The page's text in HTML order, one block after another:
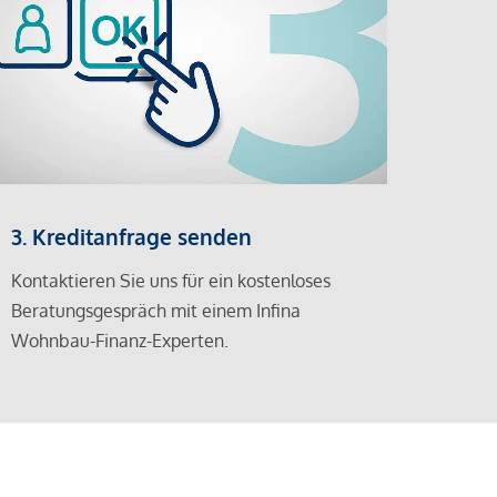
3. Kreditanfrage senden
Kontaktieren Sie uns für ein kostenloses
Beratungsgespräch mit einem Infina
Wohnbau-Finanz-Experten.